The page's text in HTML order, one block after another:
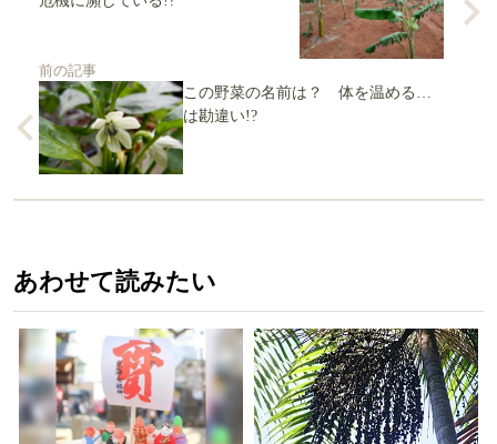
前の記事
この野菜の名前は？ 体を温める…
は勘違い!?
あわせて読みたい